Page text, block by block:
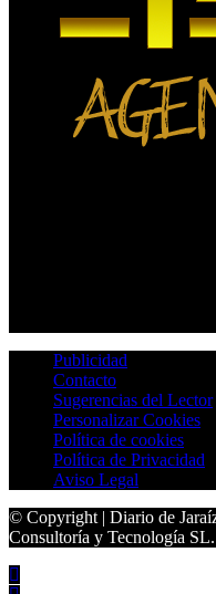
Publicidad
Contacto
Sugerencias del Lector
Personalizar Cookies
Política de cookies
Política de Privacidad
Aviso Legal
© Copyright | Diario de
Consultoría y Tecnología